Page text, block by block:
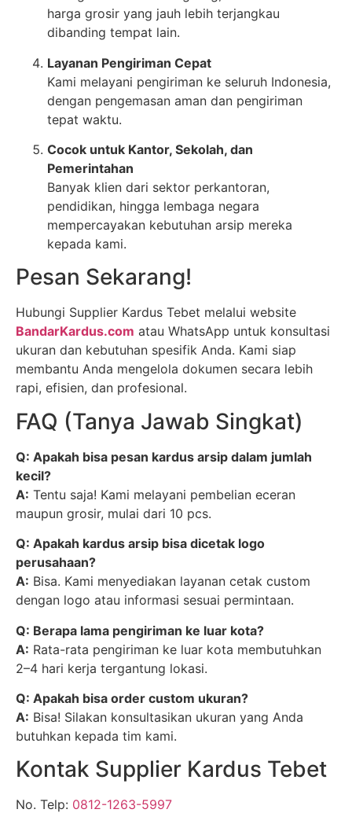
harga grosir yang jauh lebih terjangkau
dibanding tempat lain.
Layanan Pengiriman Cepat
Kami melayani pengiriman ke seluruh Indonesia,
dengan pengemasan aman dan pengiriman
tepat waktu.
Cocok untuk Kantor, Sekolah, dan
Pemerintahan
Banyak klien dari sektor perkantoran,
pendidikan, hingga lembaga negara
mempercayakan kebutuhan arsip mereka
kepada kami.
Pesan Sekarang!
Hubungi Supplier Kardus Tebet melalui website
BandarKardus.com atau WhatsApp untuk konsultasi
ukuran dan kebutuhan spesifik Anda. Kami siap
membantu Anda mengelola dokumen secara lebih
rapi, efisien, dan profesional.
FAQ (Tanya Jawab Singkat)
Q: Apakah bisa pesan kardus arsip dalam jumlah
kecil?
A: Tentu saja! Kami melayani pembelian eceran
maupun grosir, mulai dari 10 pcs.
Q: Apakah kardus arsip bisa dicetak logo
perusahaan?
A: Bisa. Kami menyediakan layanan cetak custom
dengan logo atau informasi sesuai permintaan.
Q: Berapa lama pengiriman ke luar kota?
A: Rata-rata pengiriman ke luar kota membutuhkan
2–4 hari kerja tergantung lokasi.
Q: Apakah bisa order custom ukuran?
A: Bisa! Silakan konsultasikan ukuran yang Anda
butuhkan kepada tim kami.
Kontak Supplier Kardus Tebet
No. Telp: 0812-1263-5997